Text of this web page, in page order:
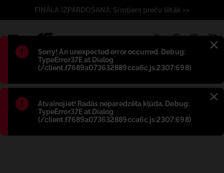
Błąd:
Sorry! An unexpected error occurred. Debug:
TypeError37E at Dialog
(/client.f7689a073632889cca6c.js:2307:698)
Błąd:
Atvainojiet! Radās neparedzēta kļūda. Debug:
TypeError37E at Dialog
(/client.f7689a073632889cca6c.js:2307:698)
FINĀLA IZPĀRDOŠANA: Simtiem preču lētāk >>